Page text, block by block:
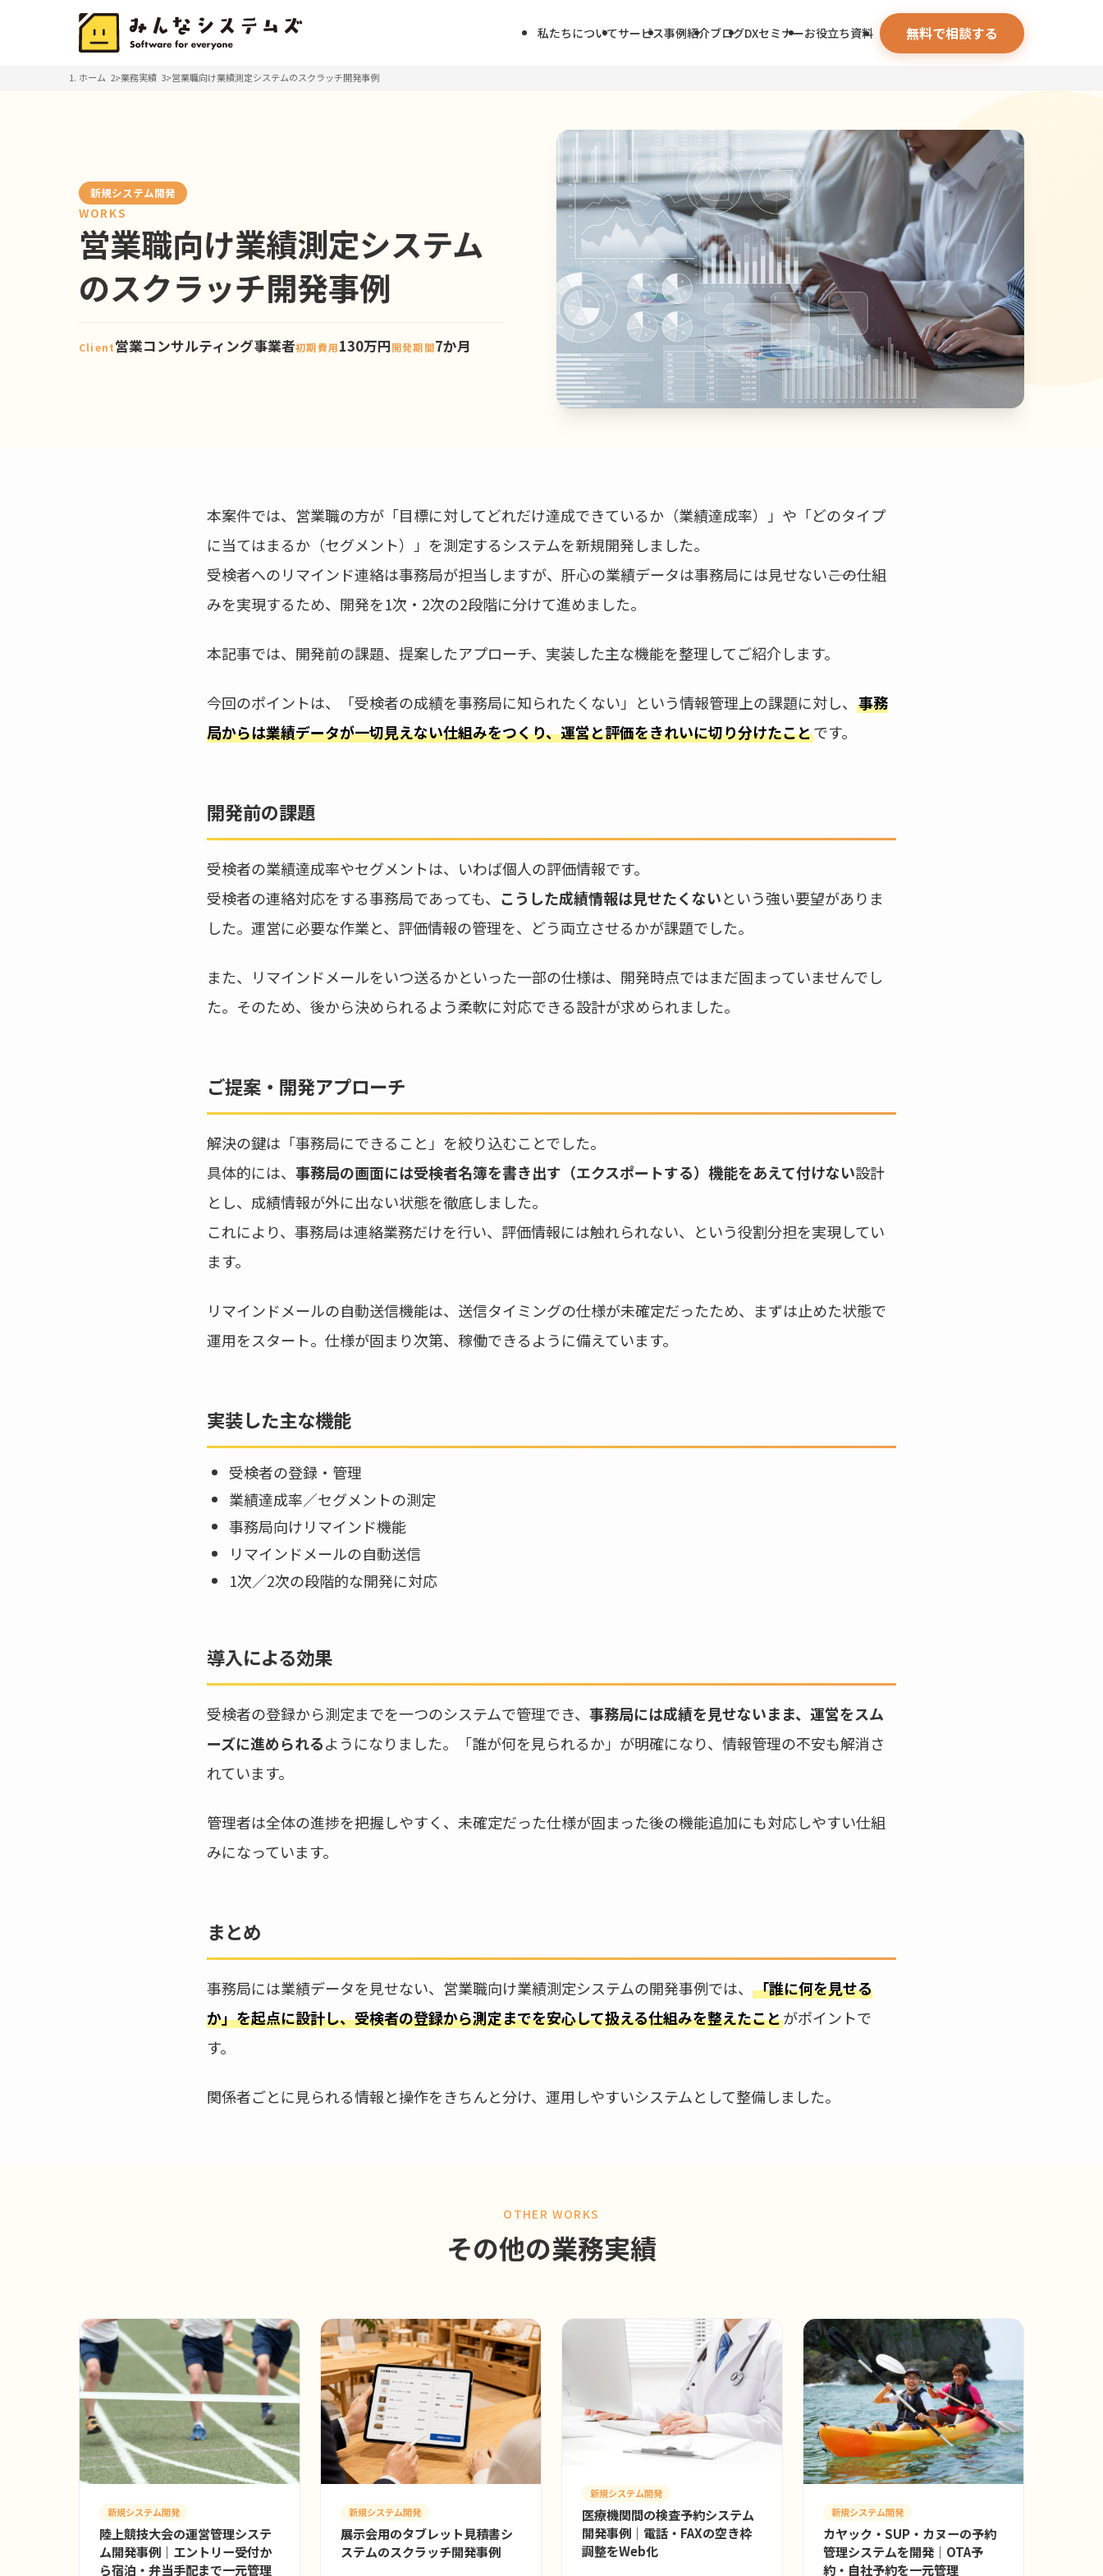
私たちについてサービス事例紹介ブログDXセミナーお役立ち資料 無料で相談する
ホーム 業務実績 営業職向け業績測定システムのスクラッチ開発事例
新規システム開発
WORKS
営業職向け業績測定システム
のスクラッチ開発事例
Client営業コンサルティング事業者初期費用130万円開発期間7か月
本案件では、営業職の方が「目標に対してどれだけ達成できているか（業績達成率）」や「どのタイプ
に当てはまるか（セグメント）」を測定するシステムを新規開発しました。
受検者へのリマインド連絡は事務局が担当しますが、肝心の業績データは事務局には見せない――この仕組
みを実現するため、開発を1次・2次の2段階に分けて進めました。
本記事では、開発前の課題、提案したアプローチ、実装した主な機能を整理してご紹介します。
今回のポイントは、「受検者の成績を事務局に知られたくない」という情報管理上の課題に対し、 事務
局からは業績データが一切見えない仕組みをつくり、運営と評価をきれいに切り分けたことです。
開発前の課題
受検者の業績達成率やセグメントは、いわば個人の評価情報です。
受検者の連絡対応をする事務局であっても、 こうした成績情報は見せたくないという強い要望がありま
した。運営に必要な作業と、評価情報の管理を、どう両立させるかが課題でした。
また、リマインドメールをいつ送るかといった一部の仕様は、開発時点ではまだ固まっていませんでし
た。そのため、後から決められるよう柔軟に対応できる設計が求められました。
ご提案・開発アプローチ
解決の鍵は「事務局にできること」を絞り込むことでした。
具体的には、 事務局の画面には受検者名簿を書き出す（エクスポートする）機能をあえて付けない設計
とし、成績情報が外に出ない状態を徹底しました。
これにより、事務局は連絡業務だけを行い、評価情報には触れられない、という役割分担を実現してい
ます。
リマインドメールの自動送信機能は、送信タイミングの仕様が未確定だったため、まずは止めた状態で
運用をスタート。仕様が固まり次第、稼働できるように備えています。
実装した主な機能
受検者の登録・管理
業績達成率／セグメントの測定
事務局向けリマインド機能
リマインドメールの自動送信
1次／2次の段階的な開発に対応
導入による効果
受検者の登録から測定までを一つのシステムで管理でき、 事務局には成績を見せないまま、運営をスム
ーズに進められるようになりました。「誰が何を見られるか」が明確になり、情報管理の不安も解消さ
れています。
管理者は全体の進捗を把握しやすく、未確定だった仕様が固まった後の機能追加にも対応しやすい仕組
みになっています。
まとめ
事務局には業績データを見せない、営業職向け業績測定システムの開発事例では、 「誰に何を見せる
か」を起点に設計し、受検者の登録から測定までを安心して扱える仕組みを整えたことがポイントで
す。
関係者ごとに見られる情報と操作をきちんと分け、運用しやすいシステムとして整備しました。
OTHER WORKS
その他の業務実績
新規システム開発
陸上競技大会の運営管理システ
ム開発事例｜エントリー受付か
ら宿泊・弁当手配まで一元管理
新規システム開発
展示会用のタブレット見積書シ
ステムのスクラッチ開発事例
新規システム開発
医療機関間の検査予約システム
開発事例｜電話・FAXの空き枠
調整をWeb化
新規システム開発
カヤック・SUP・カヌーの予約
管理システムを開発｜OTA予
約・自社予約を一元管理